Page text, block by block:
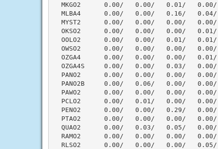
MKGO2      0.00/   0.00/   0.01/
MLBA4      0.00/   0.00/   0.16/
MYST2      0.00/   0.00/   0.00/
OKSO2      0.00/   0.00/   0.00/
OOLO2      0.00/   0.00/   0.01/
OWSO2      0.00/   0.00/   0.00/
OZGA4      0.00/   0.00/   0.00/
OZGA4S     0.00/   0.00/   0.03/
PANO2      0.00/   0.00/   0.00/
PANO2B     0.00/   0.06/   0.00/
PAWO2      0.00/   0.00/   0.00/
PCLO2      0.00/   0.01/   0.00/
PENO2      0.00/   0.00/   0.29/
PTAO2      0.00/   0.00/   0.00/
QUAO2      0.00/   0.03/   0.05/
RAMO2      0.00/   0.00/   0.00/
RLSO2      0.00/   0.00/   0.00/